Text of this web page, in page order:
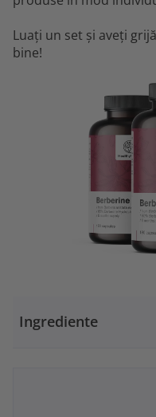
Luați un set și aveți
bine!
Ingrediente